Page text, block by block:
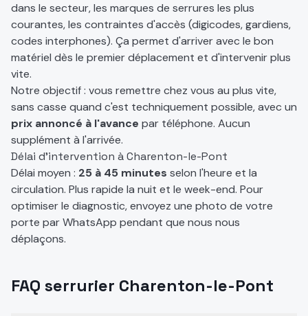
dans le secteur, les marques de serrures les plus
courantes, les contraintes d'accès (digicodes, gardiens,
codes interphones). Ça permet d'arriver avec le bon
matériel dès le premier déplacement et d'intervenir plus
vite.
Notre objectif : vous remettre chez vous au plus vite,
sans casse quand c'est techniquement possible, avec un
prix annoncé à l'avance par téléphone. Aucun
supplément à l'arrivée.
Délai d'intervention àCharenton-le-Pont
Délai moyen : 25 à 45 minutes selon l'heure et la
circulation. Plus rapide la nuit et le week-end. Pour
optimiser le diagnostic, envoyez une photo de votre
porte par WhatsApp pendant que nous nous
déplaçons.
FAQ serrurier Charenton-le-Pont